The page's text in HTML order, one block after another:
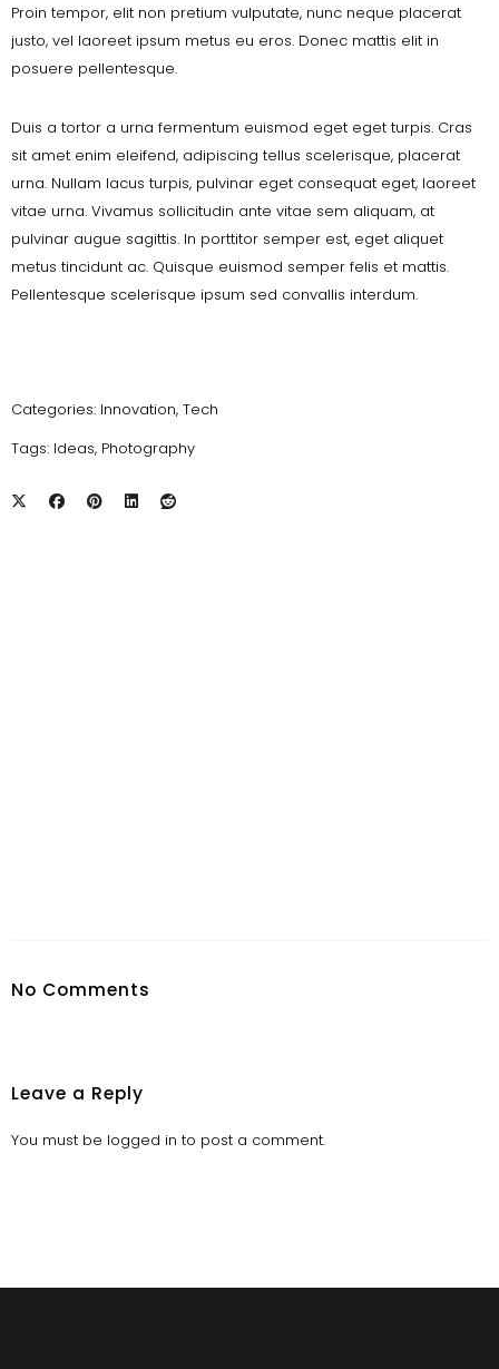
Proin tempor, elit non pretium vulputate, nunc neque placerat
justo, vel laoreet ipsum metus eu eros. Donec mattis elit in
posuere pellentesque.
Duis a tortor a urna fermentum euismod eget eget turpis. Cras
sit amet enim eleifend, adipiscing tellus scelerisque, placerat
urna. Nullam lacus turpis, pulvinar eget consequat eget, laoreet
vitae urna. Vivamus sollicitudin ante vitae sem aliquam, at
pulvinar augue sagittis. In porttitor semper est, eget aliquet
metus tincidunt ac. Quisque euismod semper felis et mattis.
Pellentesque scelerisque ipsum sed convallis interdum.
Categories: Innovation, Tech
Tags: Ideas, Photography
No Comments
Leave a Reply
You must be logged in to post a comment.